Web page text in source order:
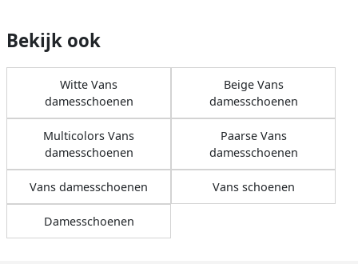
Bekijk ook
Witte Vans
damesschoenen
Beige Vans
damesschoenen
Multicolors Vans
damesschoenen
Paarse Vans
damesschoenen
Vans damesschoenen Vans schoenen
Damesschoenen